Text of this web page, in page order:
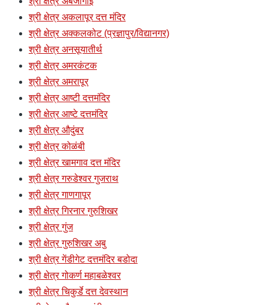
श्री क्षेत्र अकलापूर दत्त मंदिर
श्री क्षेत्र अक्कलकोट (प्रज्ञापुर/विद्यानगर)
श्री क्षेत्र अनसूयातीर्थ
श्री क्षेत्र अमरकंटक
श्री क्षेत्र अमरापूर
श्री क्षेत्र आष्टी दत्तमंदिर
श्री क्षेत्र आष्टे दत्तमंदिर
श्री क्षेत्र औदुंबर
श्री क्षेत्र कोळंबी
श्री क्षेत्र खामगाव दत्त मंदिर
श्री क्षेत्र गरुडेश्वर गुजराथ
श्री क्षेत्र गाणगापूर
श्री क्षेत्र गिरनार गुरुशिखर
श्री क्षेत्र गुंज
श्री क्षेत्र गुरुशिखर अबु
श्री क्षेत्र गेंडीगेट दत्तमंदिर बडोदा
श्री क्षेत्र गोकर्ण महाबळेश्वर
श्री क्षेत्र चिकुर्डे दत्त देवस्थान